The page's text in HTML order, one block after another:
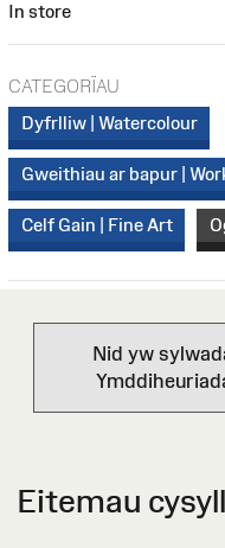
In store
CATEGORÏAU
Dyfrlliw | Watercolour
Gweithiau ar bapur |
Celf Gain | Fine Art
Nid yw
Eitemau